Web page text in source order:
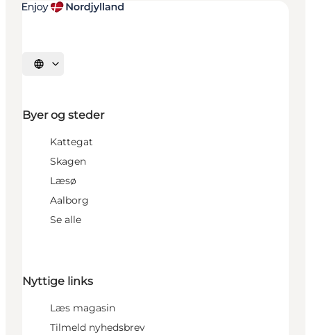
Vælg sprog
Byer og steder
Kattegat
Skagen
Læsø
Aalborg
Se alle
Nyttige links
Læs magasin
Tilmeld nyhedsbrev